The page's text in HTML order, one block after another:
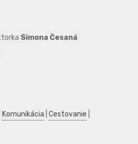
Simona Česaná
Komunikácia Cestovanie